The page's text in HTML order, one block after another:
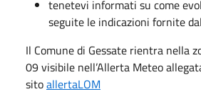
tenetevi informati su come
seguite le indicazioni fornite
Il Comune di Gessate rientra nella
09 visibile nell’Allerta Meteo
sitoallertaLOM